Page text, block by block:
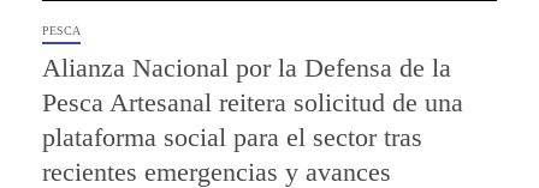
PESCA
Alianza Nacional por la Defensa de la
Pesca Artesanal reitera solicitud de una
plataforma social para el sector tras
recientes emergencias y avances